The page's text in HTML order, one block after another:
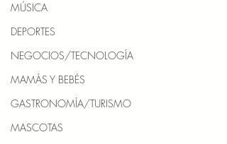
MÚSICA
DEPORTES
NEGOCIOS/TECNOLOGÍA
MAMÁS Y BEBÉS
GASTRONOMÍA/TURISMO
MASCOTAS